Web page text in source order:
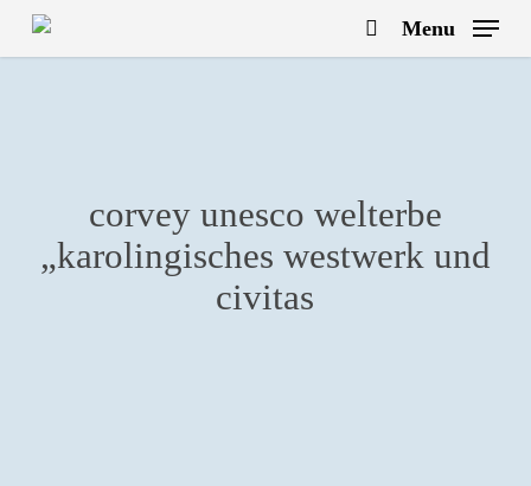
Skip
search
Menu
corvey unesco welterbe
„karolingisches westwerk und
civitas